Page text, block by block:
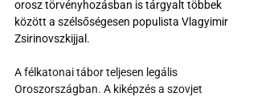
orosz törvényhozásban is tárgyalt többek
között a szélsőségesen populista Vlagyimir
Zsirinovszkijjal.
A félkatonai tábor teljesen legális
Oroszországban. A kiképzés a szovjet